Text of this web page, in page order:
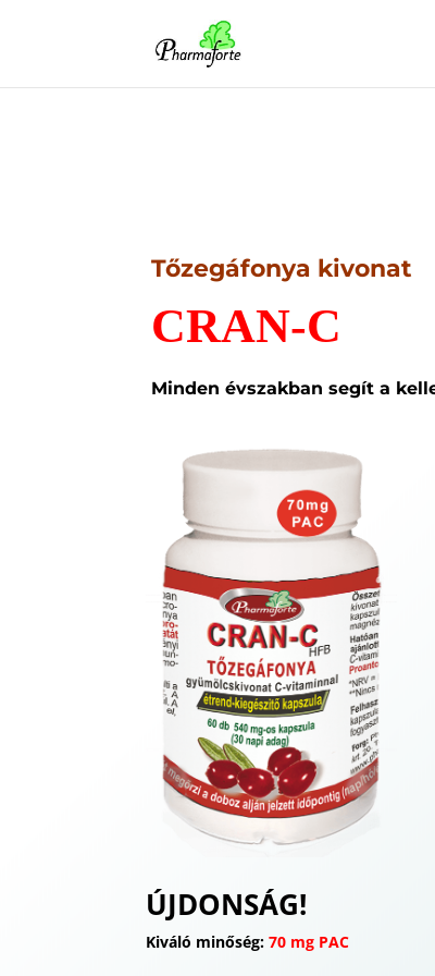
Tőzegáfonya kivonat
CRAN-C
Minden évszakban segít a
ÚJDONSÁG!
Kiváló minőség:70 mg PAC